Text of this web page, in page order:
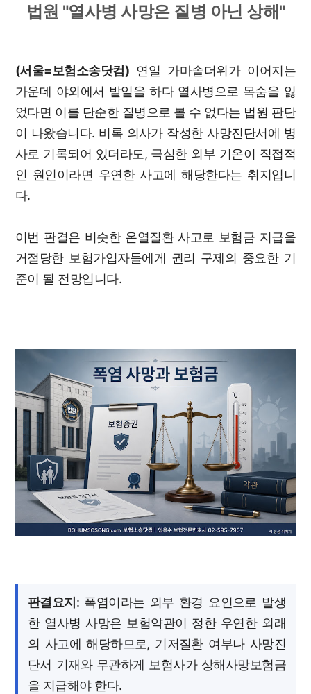
법원 "열사병 사망은 질병 아닌 상해"
(서울=보험소송닷컴) 연일 가마솥더위가 이어지는
가운데 야외에서 밭일을 하다 열사병으로 목숨을 잃
었다면 이를 단순한 질병으로 볼 수 없다는 법원 판단
이 나왔습니다. 비록 의사가 작성한 사망진단서에 병
사로 기록되어 있더라도, 극심한 외부 기온이 직접적
인 원인이라면 우연한 사고에 해당한다는 취지입니
다.
이번 판결은 비슷한 온열질환 사고로 보험금 지급을
거절당한 보험가입자들에게 권리 구제의 중요한 기
준이 될 전망입니다.
판결요지 : 폭염이라는 외부 환경 요인으로 발생
한 열사병 사망은 보험약관이 정한 우연한 외래
의 사고에 해당하므로, 기저질환 여부나 사망진
단서 기재와 무관하게 보험사가 상해사망보험금
을 지급해야 한다.